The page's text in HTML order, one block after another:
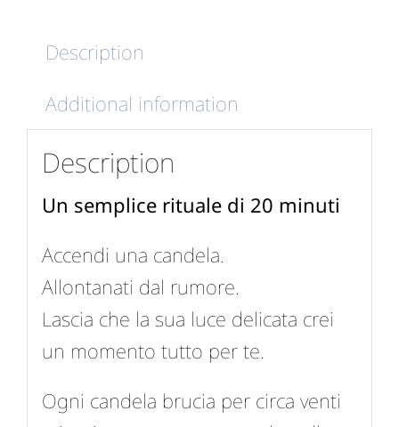
Description
Additional information
Description
Un semplice rituale di 20 minuti
Accendi una candela.
Allontanati dal rumore.
Lascia che la sua luce delicata crei
un momento tutto per te.
Ogni candela brucia per circa venti